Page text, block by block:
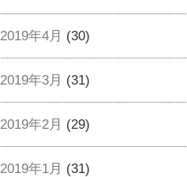
2019年4月 (30)
2019年3月 (31)
2019年2月 (29)
2019年1月 (31)